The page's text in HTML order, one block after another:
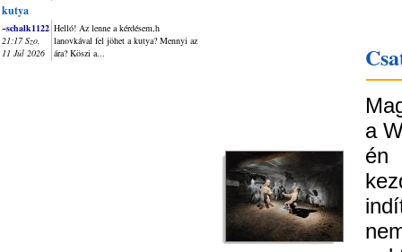
kutya
~schalk1122
21:17 Szo,
11 Júl 2026
Helló! Az lenne a kérdésem,h
lanovkával fel jöhet a kutya? Mennyi az
ára? Köszi a...
a
én